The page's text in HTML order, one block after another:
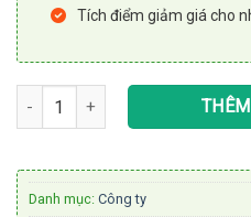
Tích điểm giảm giá cho
Theme wordpress giới thiệu
Danh mục: Công ty